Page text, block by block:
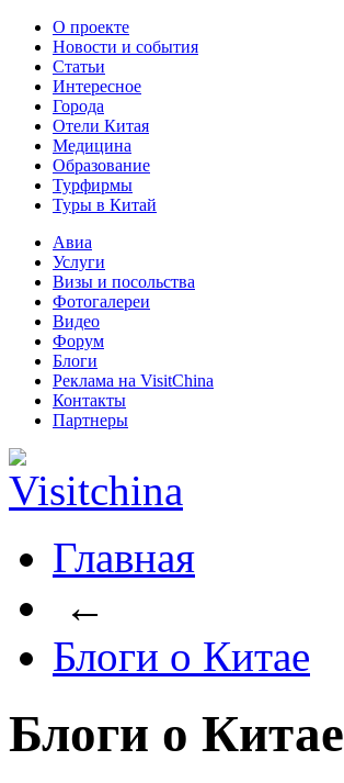
О проекте
Новости и события
Статьи
Интересное
Города
Отели Китая
Медицина
Образование
Турфирмы
Туры в Китай
Авиа
Услуги
Визы и посольства
Фотогалереи
Видео
Форум
Блоги
Реклама на VisitChina
Контакты
Партнеры
Главная
←
Блоги о Китае
Блоги о Китае